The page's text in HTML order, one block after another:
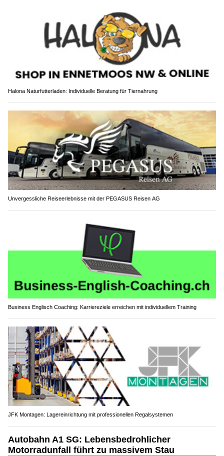
Halona Naturfutterladen: Individuelle Beratung für Tiernahrung
Unvergessliche Reiseerlebnisse mit der PEGASUS Reisen AG
Business Englisch Coaching: Karriereziele erreichen mit individuellem Training
JFK Montagen: Lagereinrichtung mit professionellen Regalsystemen
Autobahn A1 SG: Lebensbedrohlicher
Motorradunfall führt zu massivem Stau